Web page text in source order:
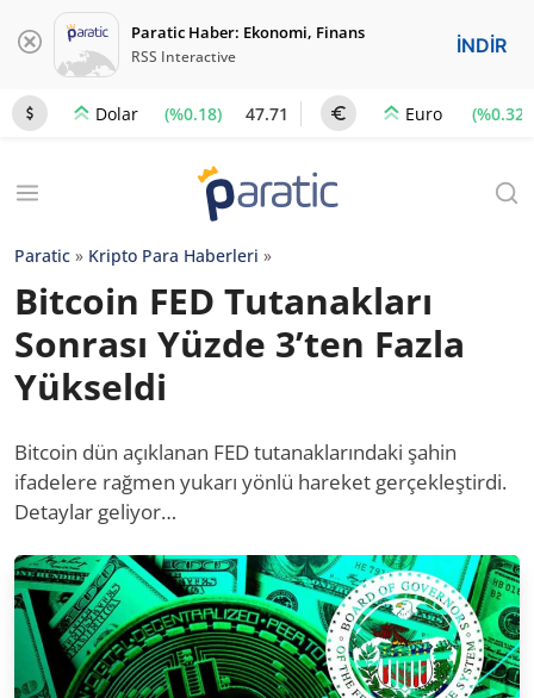
Paratic Haber: Ekonomi, Finans
RSS Interactive İNDİR
Dolar (%0.18) 47.71 Euro (%0.32)
Paratic » Kripto Para Haberleri »
Bitcoin FED Tutanakları
Sonrası Yüzde 3’ten Fazla
Yükseldi
Bitcoin dün açıklanan FED tutanaklarındaki şahin
ifadelere rağmen yukarı yönlü hareket gerçekleştirdi.
Detaylar geliyor…